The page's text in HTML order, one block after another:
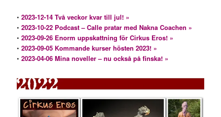
•2023-12-14 Två veckor kvar till jul! »
•2023-10-22 Podcast – Calle pratar med Nakna Coachen »
•2023-09-26 Enorm uppskattning för Cirkus Eros! »
•2023-09-05 Kommande kurser hösten 2023! »
•2023-04-06 Mina noveller – nu också på finska! »